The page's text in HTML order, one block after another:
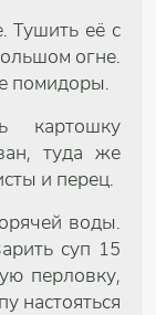
Тушить её с
огне.
помидоры.
картошку
туда же
и перец.
воды.
суп 15
перловку,
настояться